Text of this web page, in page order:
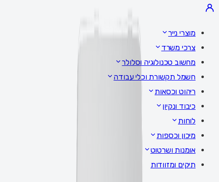
מוצרי נייר
צרכי משרד
מחשוב טכנולוגיה וסלולר
חשמל תקשורת וכלי עבודה
ריהוט וכסאות
כיבוד ונקיון
לוחות
מיכון וכספות
אומנות ושרטוט
תיקים ומזוודות